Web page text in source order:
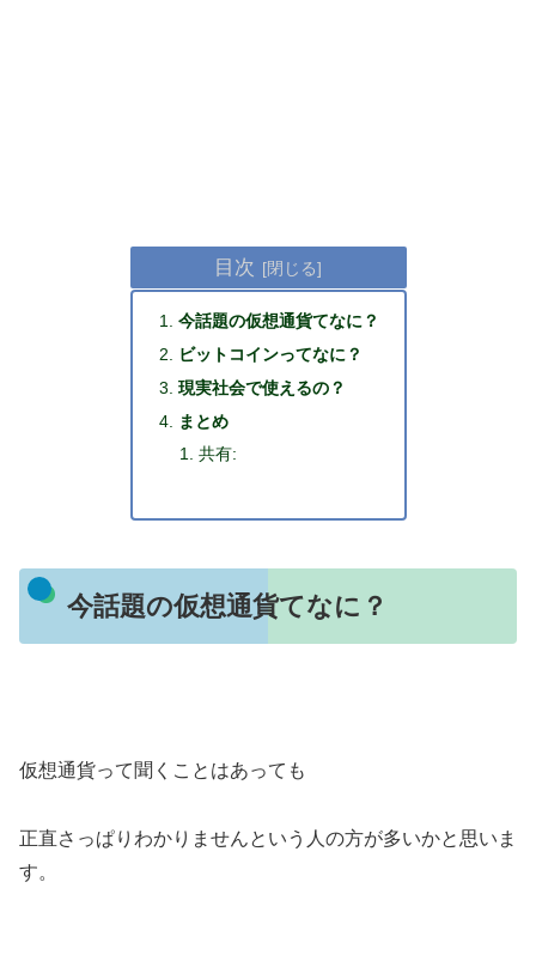
目次
今話題の仮想通貨てなに？
ビットコインってなに？
現実社会で使えるの？
まとめ
共有:
今話題の仮想通貨てなに？
仮想通貨って聞くことはあっても
正直さっぱりわかりませんという人の方が多いかと思いま
す。